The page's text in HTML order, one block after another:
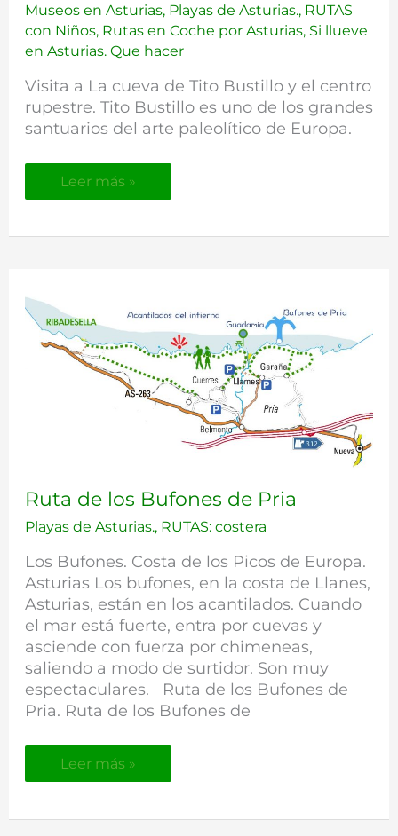
Museos en Asturias, Playas de Asturias., RUTAS
con Niños, Rutas en Coche por Asturias, Si llueve
en Asturias. Que hacer
Visita a La cueva de Tito Bustillo y el centro
rupestre. Tito Bustillo es uno de los grandes
santuarios del arte paleolítico de Europa.
Tito
Bustillo
Leer más »
Ruta de los Bufones de Pria
Playas de Asturias., RUTAS: costera
Los Bufones. Costa de los Picos de Europa.
Asturias Los bufones, en la costa de Llanes,
Asturias, están en los acantilados. Cuando
el mar está fuerte, entra por cuevas y
asciende con fuerza por chimeneas,
saliendo a modo de surtidor. Son muy
espectaculares. Ruta de los Bufones de
Pria. Ruta de los Bufones de
Ruta
los
de
Pria
Leer más »